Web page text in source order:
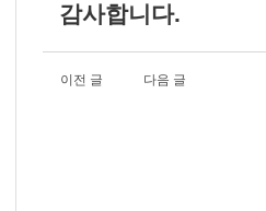
감사합니다.
이전 글 다음 글